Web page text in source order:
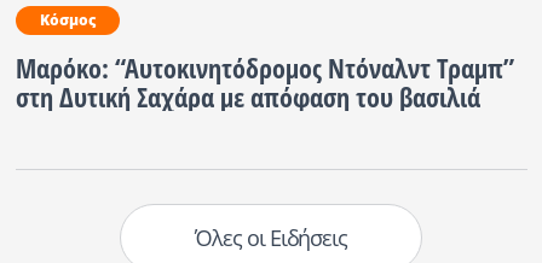
Κόσμος
Μαρόκο: “Αυτοκινητόδρομος Ντόναλντ Τραμπ”
στη Δυτική Σαχάρα με απόφαση του βασιλιά
Όλες οι Ειδήσεις